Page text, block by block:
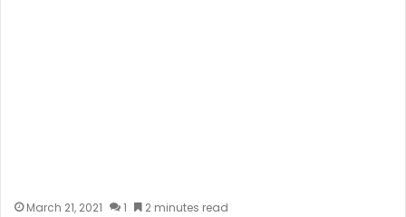
March 21, 2021 1 2 minutes read